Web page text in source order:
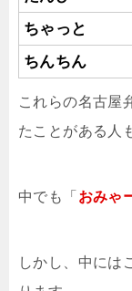
ちゃっと
ちんちん
これらの名古屋
たことがある人
中でも「 おみゃ
しかし、中には